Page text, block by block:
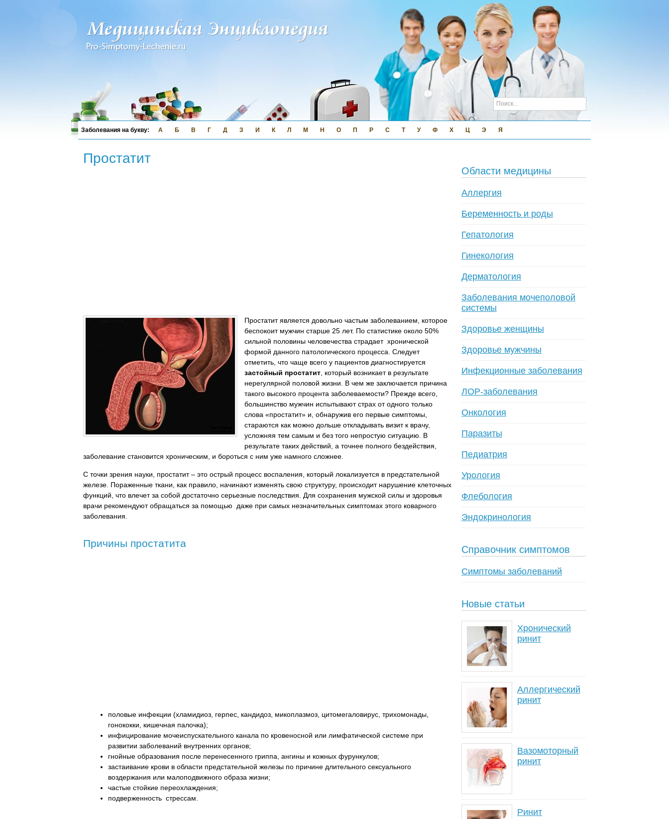
А Б В Г Д З И К Л М Н О П Р С Т У Ф Х Ц Э Я
Простатит
Простатит является довольно частым заболеванием, которое
беспокоит мужчин старше 25 лет. По статистике около 50%
сильной половины человечества страдает хронической
формой данного патологического процесса. Следует
отметить, что чаще всего у пациентов диагностируется
застойный простатит , который возникает в результате
нерегулярной половой жизни. В чем же заключается причина
такого высокого процента заболеваемости? Прежде всего,
большинство мужчин испытывают страх от одного только
слова «простатит» и, обнаружив его первые симптомы,
стараются как можно дольше откладывать визит к врачу,
усложняя тем самым и без того непростую ситуацию. В
результате таких действий, а точнее полного бездействия,
заболевание становится хроническим, и бороться с ним уже намного сложнее.
С точки зрения науки, простатит – это острый процесс воспаления, который локализуется в предстательной
железе. Пораженные ткани, как правило, начинают изменять свою структуру, происходит нарушение клеточных
функций, что влечет за собой достаточно серьезные последствия. Для сохранения мужской силы и здоровья
врачи рекомендуют обращаться за помощью даже при самых незначительных симптомах этого коварного
заболевания.
Причины простатита
половые инфекции (хламидиоз, герпес, кандидоз, микоплазмоз, цитомегаловирус, трихомонады,
гонококки, кишечная палочка);
инфицирование мочеиспускательного канала по кровеносной или лимфатической системе при
развитии заболеваний внутренних органов;
гнойные образования после перенесенного гриппа, ангины и кожных фурункулов;
застаивание крови в области предстательной железы по причине длительного сексуального
воздержания или малоподвижного образа жизни;
частые стойкие переохлаждения;
подверженность стрессам.
Области медицины
Аллергия
Беременность и роды
Гепатология
Гинекология
Дерматология
Заболевания мочеполовой
системы
Здоровье женщины
Здоровье мужчины
Инфекционные заболевания
ЛОР-заболевания
Онкология
Паразиты
Педиатрия
Урология
Флебология
Эндокринология
Справочник симптомов
Симптомы заболеваний
Новые статьи
Хронический
ринит
Аллергический
ринит
Вазомоторный
ринит
Ринит